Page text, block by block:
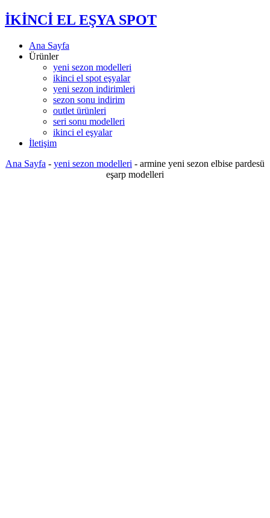
İKİNCİ EL EŞYA SPOT
Ana Sayfa
Ürünler
yeni sezon modelleri
ikinci el spot eşyalar
yeni sezon indirimleri
sezon sonu indirim
outlet ürünleri
seri sonu modelleri
ikinci el eşyalar
İletişim
Ana Sayfa - yeni sezon modelleri - armine yeni sezon elbise pardesü
eşarp modelleri